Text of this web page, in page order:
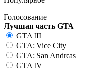
Голосование
Лучшая часть GTA
GTA III
GTA: Vice City
GTA: San Andreas
GTA IV